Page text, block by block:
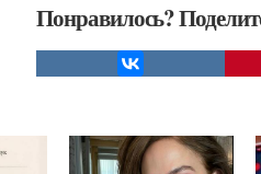
Понравилось?